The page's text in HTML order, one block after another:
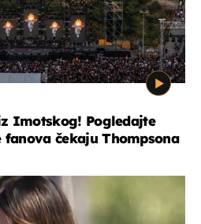
Imotskog! Pogledajte
čekaju Thompsona